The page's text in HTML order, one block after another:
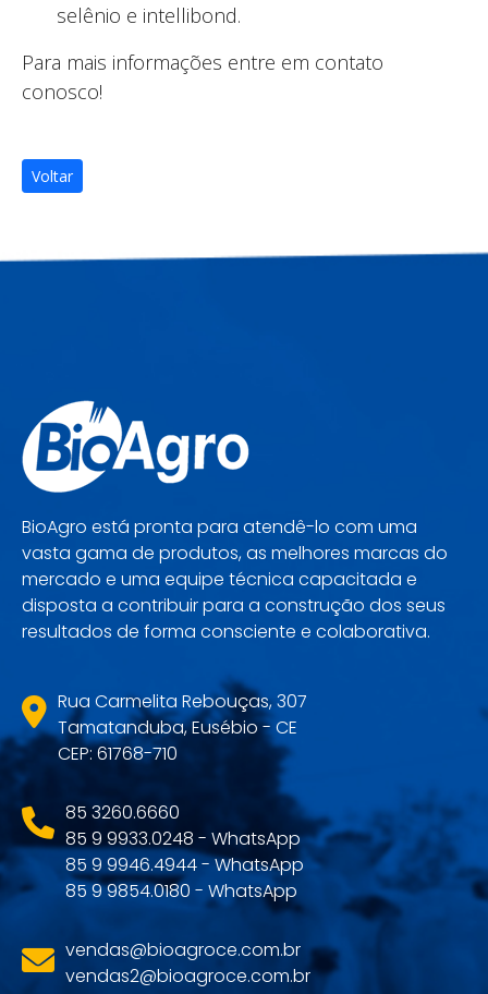
selênio e intellibond.
Para mais informações entre em contato
conosco!
Voltar
BioAgro está pronta para atendê-lo com uma
vasta gama de produtos, as melhores marcas do
mercado e uma equipe técnica capacitada e
disposta a contribuir para a construção dos seus
resultados de forma consciente e colaborativa.
Rua Carmelita Rebouças, 307
Tamatanduba, Eusébio - CE
CEP: 61768-710
85 3260.6660
85 9 9933.0248 - WhatsApp
85 9 9946.4944 - WhatsApp
85 9 9854.0180 - WhatsApp
vendas@bioagroce.com.br
vendas2@bioagroce.com.br